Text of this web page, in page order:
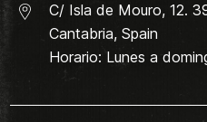
C/ Isla de Mouro, 12.
Cantabria, Spain
Horario: Lunes a